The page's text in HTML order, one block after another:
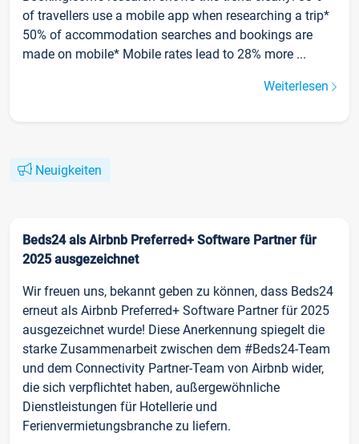
of travellers use a mobile app when researching a trip*
50% of accommodation searches and bookings are
made on mobile* Mobile rates lead to 28% more ...
Weiterlesen
Neuigkeiten
Beds24 als Airbnb Preferred+ Software Partner für
2025 ausgezeichnet
Wir freuen uns, bekannt geben zu können, dass Beds24
erneut als Airbnb Preferred+ Software Partner für 2025
ausgezeichnet wurde! Diese Anerkennung spiegelt die
starke Zusammenarbeit zwischen dem #Beds24-Team
und dem Connectivity Partner-Team von Airbnb wider,
die sich verpflichtet haben, außergewöhnliche
Dienstleistungen für Hotellerie und
Ferienvermietungsbranche zu liefern.